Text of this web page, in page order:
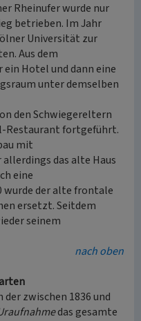
Rheinufer wurde nur
betrieben. Im Jahr
Universität zur
Aus dem
Hotel und dann eine
unter demselben
den Schwiegereltern
Restaurant fortgeführt.
mit
das alte Haus
eine
wurde der alte frontale
ersetzt. Seitdem
seinem
nach oben
zwischen 1836 und
das gesamte